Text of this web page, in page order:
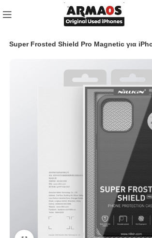
Super Frosted Shield Pro Magnetic για